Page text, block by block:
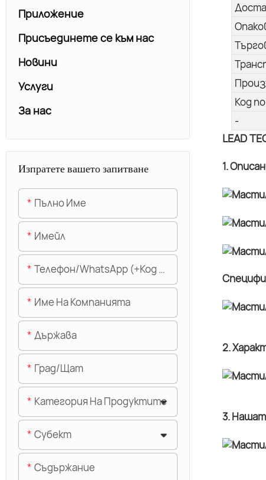
Код
-
LEAD
1.
2.
3.
Приложение
Присъединете се към нас
Новини
Услуги
За нас
Изпратете вашето запитване
Пълно Име
Имейл
Телефон/WhatsApp (+Код На Областта)
Име На Компанията
Държава
Град/щат
Категория На Продуктите
Субект
Съдържание